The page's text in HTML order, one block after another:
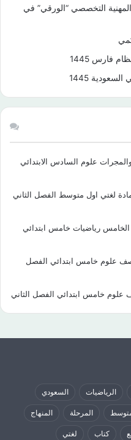
التخصصي “الورقي” في
فارس 1445
1445
علوم السادس الابتدائي
لغتي اول متوسط الفصل الثاني
رياضيات خامس ابتدائي
علوم خامس ابتدائي الفصل
علوم خامس ابتدائي الفصل الثاني
الرياضيات السعودي
المرحلة المنهاج
كتاب لغتي